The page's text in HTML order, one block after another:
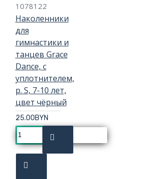
1078122
Наколенники
для
гимнастики и
танцев Grace
Dance, с
уплотнителем,
р. S, 7-10 лет,
цвет чёрный
25.00BYN